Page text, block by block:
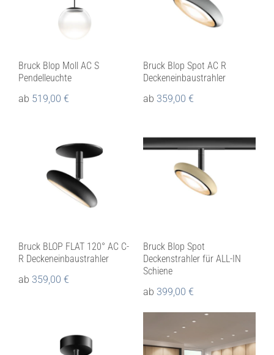
Bruck Blop Moll AC S
Pendelleuchte
ab 519,00 €
Bruck Blop Spot AC R
Deckeneinbaustrahler
ab 359,00 €
Bruck BLOP FLAT 120° AC C-
R Deckeneinbaustrahler
ab 359,00 €
Bruck Blop Spot
Deckenstrahler für ALL-IN
Schiene
ab 399,00 €